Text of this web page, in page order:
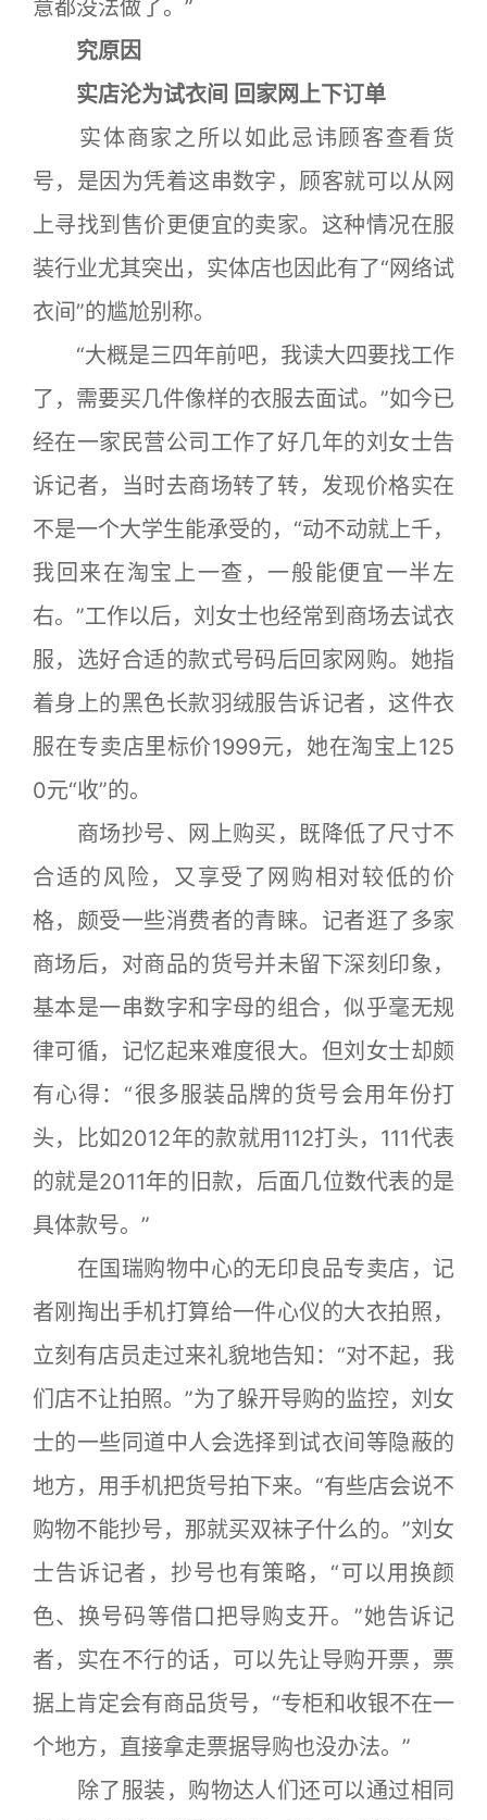
意都没法做了。”
究原因
实店沦为试衣间 回家网上下订单
实体商家之所以如此忌讳顾客查看货
号，是因为凭着这串数字，顾客就可以从网
上寻找到售价更便宜的卖家。这种情况在服
装行业尤其突出，实体店也因此有了“网络试
衣间”的尴尬别称。
“大概是三四年前吧，我读大四要找工作
了，需要买几件像样的衣服去面试。”如今已
经在一家民营公司工作了好几年的刘女士告
诉记者，当时去商场转了转，发现价格实在
不是一个大学生能承受的，“动不动就上千，
我回来在淘宝上一查，一般能便宜一半左
右。”工作以后，刘女士也经常到商场去试衣
服，选好合适的款式号码后回家网购。她指
着身上的黑色长款羽绒服告诉记者，这件衣
服在专卖店里标价1999元，她在淘宝上125
0元“收”的。
商场抄号、网上购买，既降低了尺寸不
合适的风险，又享受了网购相对较低的价
格，颇受一些消费者的青睐。记者逛了多家
商场后，对商品的货号并未留下深刻印象，
基本是一串数字和字母的组合，似乎毫无规
律可循，记忆起来难度很大。但刘女士却颇
有心得：“很多服装品牌的货号会用年份打
头，比如2012年的款就用112打头，111代表
的就是2011年的旧款，后面几位数代表的是
具体款号。”
在国瑞购物中心的无印良品专卖店，记
者刚掏出手机打算给一件心仪的大衣拍照，
立刻有店员走过来礼貌地告知：“对不起，我
们店不让拍照。”为了躲开导购的监控，刘女
士的一些同道中人会选择到试衣间等隐蔽的
地方，用手机把货号拍下来。“有些店会说不
购物不能抄号，那就买双袜子什么的。”刘女
士告诉记者，抄号也有策略，“可以用换颜
色、换号码等借口把导购支开。”她告诉记
者，实在不行的话，可以先让导购开票，票
据上肯定会有商品货号，“专柜和收银不在一
个地方，直接拿走票据导购也没办法。”
除了服装，购物达人们还可以通过相同